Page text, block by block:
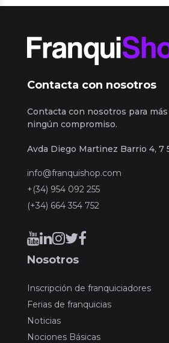
Contacta con nosotros
Contacta con nosotros para
ningún compromiso.
Avda Diego Martinez Barrio 4, 7
info@franquishop.com
+(34) 954 092 255
(+34) 664 354 752
Nosotros
Inscripción de franquiciadores
Ferias de franquicias
Noticias
Nociones Básicas